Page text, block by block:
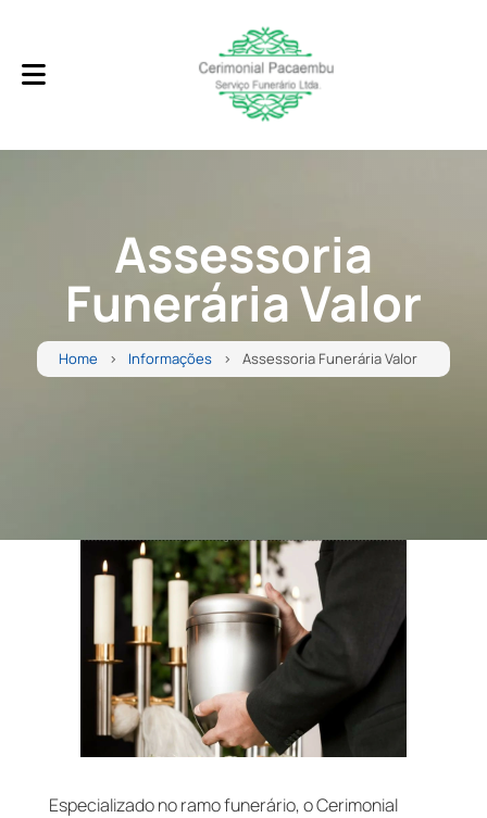
Assessoria
Funerária Valor
Home Informações Assessoria Funerária Valor
Especializado no ramo funerário, o Cerimonial